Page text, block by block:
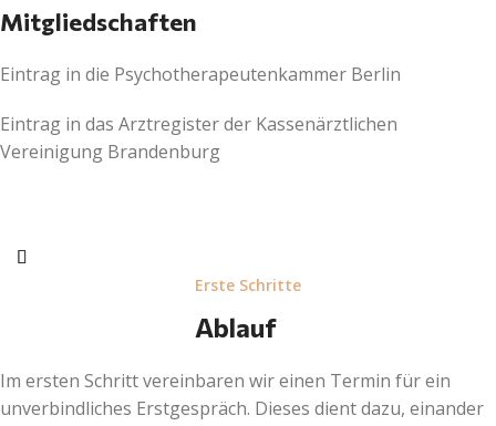
Mitgliedschaften
Eintrag in die Psychotherapeutenkammer Berlin
Eintrag in das Arztregister der Kassenärztlichen
Vereinigung Brandenburg
Erste Schritte
Ablauf
Im ersten Schritt vereinbaren wir einen Termin für ein
unverbindliches Erstgespräch. Dieses dient dazu, einander